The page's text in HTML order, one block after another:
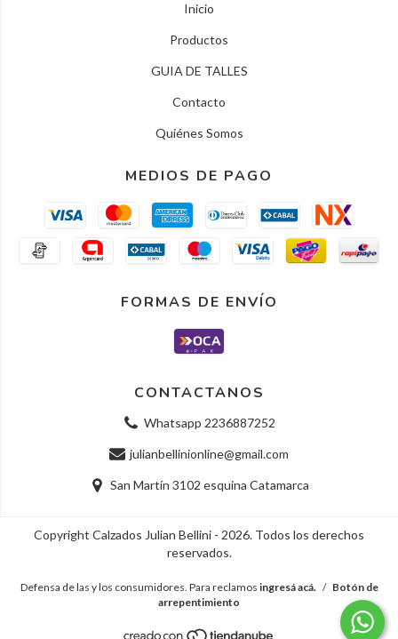
Inicio
Productos
GUIA DE TALLES
Contacto
Quiénes Somos
MEDIOS DE PAGO
FORMAS DE ENVÍO
CONTACTANOS
Whatsapp 2236887252
julianbellinionline@gmail.com
San Martín 3102 esquina Catamarca
Copyright Calzados Julian Bellini - 2026. Todos los derechos
reservados.
Defensa de las y los consumidores. Para reclamos ingresá acá. / Botón de
arrepentimiento